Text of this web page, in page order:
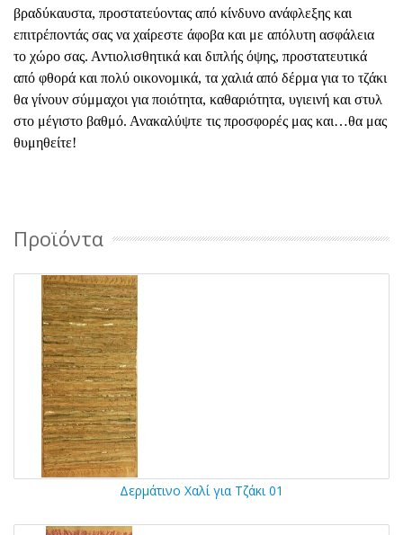
βραδύκαυστα, προστατεύοντας από κίνδυνο ανάφλεξης και
επιτρέποντάς σας να χαίρεστε άφοβα και με απόλυτη ασφάλεια
το χώρο σας. Αντιολισθητικά και διπλής όψης, προστατευτικά
από φθορά και πολύ οικονομικά, τα χαλιά από δέρμα για το τζάκι
θα γίνουν σύμμαχοι για ποιότητα, καθαριότητα, υγιεινή και στυλ
στο μέγιστο βαθμό. Ανακαλύψτε τις προσφορές μας και…θα μας
θυμηθείτε!
Προϊόντα
Δερμάτινο Χαλί για Τζάκι 01